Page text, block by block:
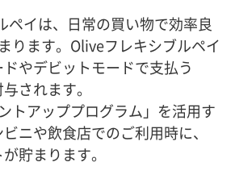
ペイは、日常の買い物で効率良
ります。Oliveフレキシブルペイ
やデビットモードで支払う
されます。
トアッププログラム」を活用す
ニや飲食店でのご利用時に、
貯まります。